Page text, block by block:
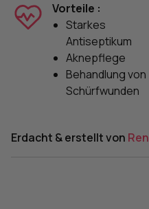
Vorteile :
Starkes
Antiseptikum
Aknepflege
Behandlung von
Schürfwunden
Erdacht & erstellt von